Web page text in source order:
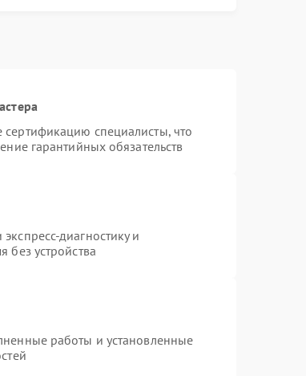
специалисты, что
гарантийных обязательств
диагностику и
без устройства
работы и установленные